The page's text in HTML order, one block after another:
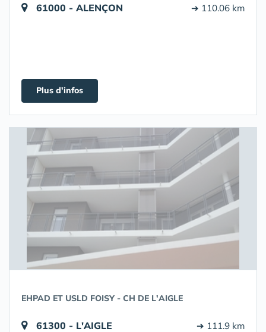
61000 - ALENÇON ➔ 110.06 km
Plus d'infos
EHPAD ET USLD FOISY - CH DE L'AIGLE
61300 - L'AIGLE ➔ 111.9 km